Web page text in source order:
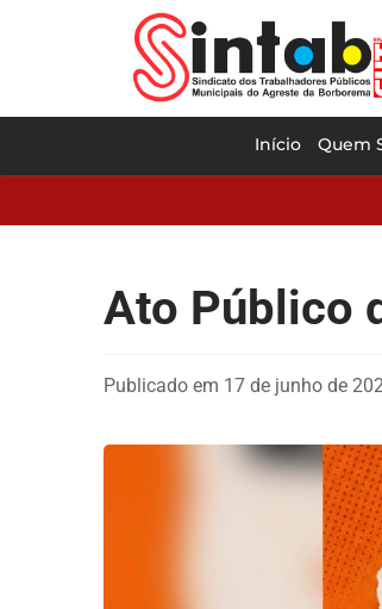
Início Quem
Ato Público
Publicado em 17 de junho de